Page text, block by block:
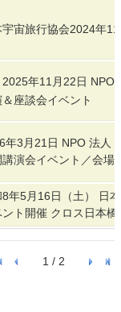
宇宙旅行協会2024年
2025年11月22日 NPO
座談会イベント
年3月21日 NPO 法人
講演会イベント／会場
8年5月16日（土） 日
ント開催 クロス日本橋
1 / 2